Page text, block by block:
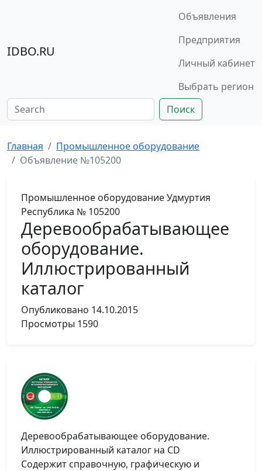
IDBO.RU
Объявления
Предприятия
Личный кабинет
Выбрать регион
Поиск
Главная
Промышленное оборудование
Объявление №105200
Промышленное оборудованиеУдмуртия
Республика № 105200
Деревообрабатывающее
оборудование.
Иллюстрированный
каталог
Опубликовано 14.10.2015
Просмотры 1590
Деревообрабатывающее оборудование.
Иллюстрированный каталог на CD
Содержит справочную, графическую и